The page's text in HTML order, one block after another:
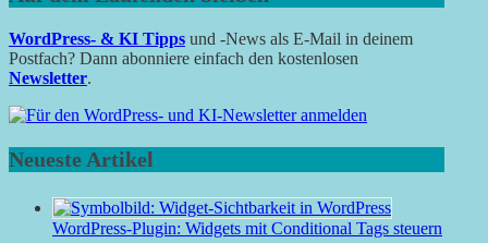
WordPress- & KI Tipps und -News als E-Mail in deinem
Postfach? Dann abonniere einfach den kostenlosen
Newsletter.
Neueste Artikel
WordPress-Plugin: Widgets mit Conditional Tags steuern